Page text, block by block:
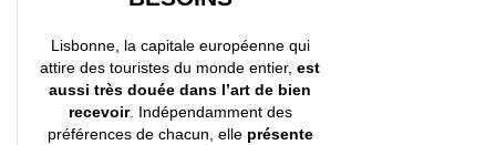
Lisbonne, la capitale européenne qui
attire des touristes du monde entier, est
aussi très douée dans l’art de bien
recevoir. Indépendamment des
préférences de chacun, elle présente